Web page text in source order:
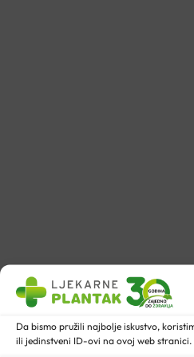
Da bismo pružili najbolje iskustvo,
ili jedinstveni ID-ovi na ovoj web